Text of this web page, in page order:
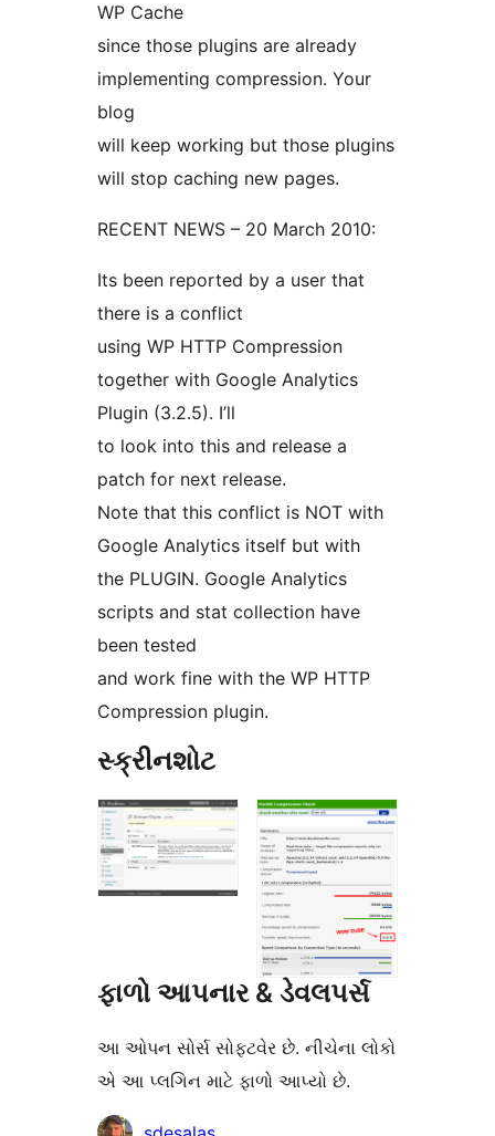
WP Cache
since those plugins are already
implementing compression. Your
blog
will keep working but those plugins
will stop caching new pages.
RECENT NEWS – 20 March 2010:
Its been reported by a user that
there is a conflict
using WP HTTP Compression
together with Google Analytics
Plugin (3.2.5). I’ll
to look into this and release a
patch for next release.
Note that this conflict is NOT with
Google Analytics itself but with
the PLUGIN. Google Analytics
scripts and stat collection have
been tested
and work fine with the WP HTTP
Compression plugin.
સ્ક્રીનશોટ
ફાળો આપનાર & ડેવલપર્સ
આ ઓપન સોર્સ સોફ્ટવેર છે. નીચેના લોકો
એ આ પ્લગિન માટે ફાળો આપ્યો છે.
ફાળો